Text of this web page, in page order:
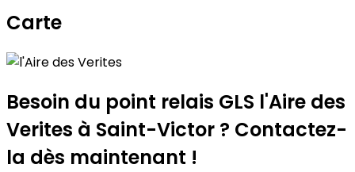
Carte
+
−
Besoin du point relais GLS l'Aire des
Verites à Saint-Victor ? Contactez-
la dès maintenant !